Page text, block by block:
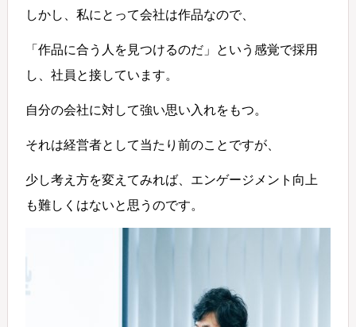
しかし、私にとって会社は作品なので、
「作品に合う人を見つけるのだ」という感覚で採用
し、社員と接しています。
自分の会社に対して強い思い入れをもつ。
それは経営者として当たり前のことですが、
少し考え方を変えてみれば、エンゲージメント向上
も難しくはないと思うのです。